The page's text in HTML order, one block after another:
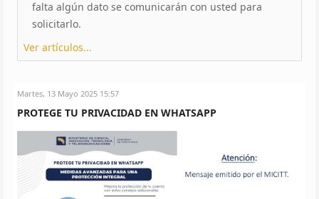
falta algún dato se comunicarán con usted para
solicitarlo.
Ver artículos...
Martes, 13 Mayo 2025 15:57
PROTEGE TU PRIVACIDAD EN WHATSAPP